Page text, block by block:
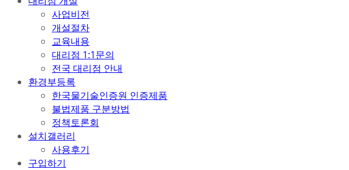
사업비전
개설절차
교육내용
대리점 1:1문의
전국 대리점 안내
환경부등록
한국물기술인증원 인증제품
불법제품 구분방법
정책토론회
설치갤러리
사용후기
구입하기